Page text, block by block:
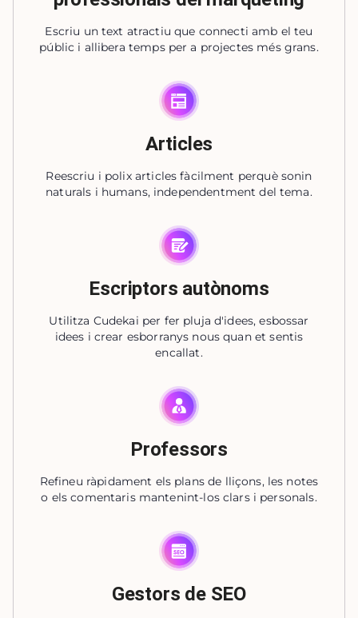
Escriu un text atractiu que connecti amb el teu
públic i allibera temps per a projectes més grans.
Articles
Reescriu i polix articles fàcilment perquè sonin
naturals i humans, independentment del tema.
Escriptors autònoms
Utilitza Cudekai per fer pluja d'idees, esbossar
idees i crear esborranys nous quan et sentis
encallat.
Professors
Refineu ràpidament els plans de lliçons, les notes
o els comentaris mantenint-los clars i personals.
Gestors de SEO